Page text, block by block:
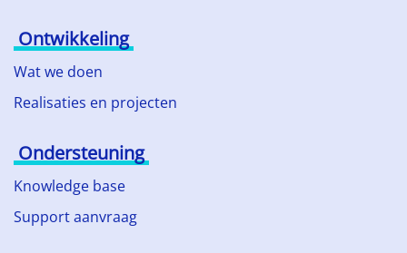
Ontwikkeling
Wat we doen
Realisaties en projecten
Ondersteuning
Knowledge base
Support aanvraag